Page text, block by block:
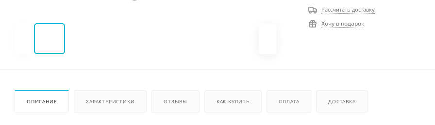
Рассчитать доставку
Хочу в подарок
ОПИСАНИЕ ХАРАКТЕРИСТИКИ ОТЗЫВЫ КАК КУПИТЬ ОПЛАТА ДОСТАВКА